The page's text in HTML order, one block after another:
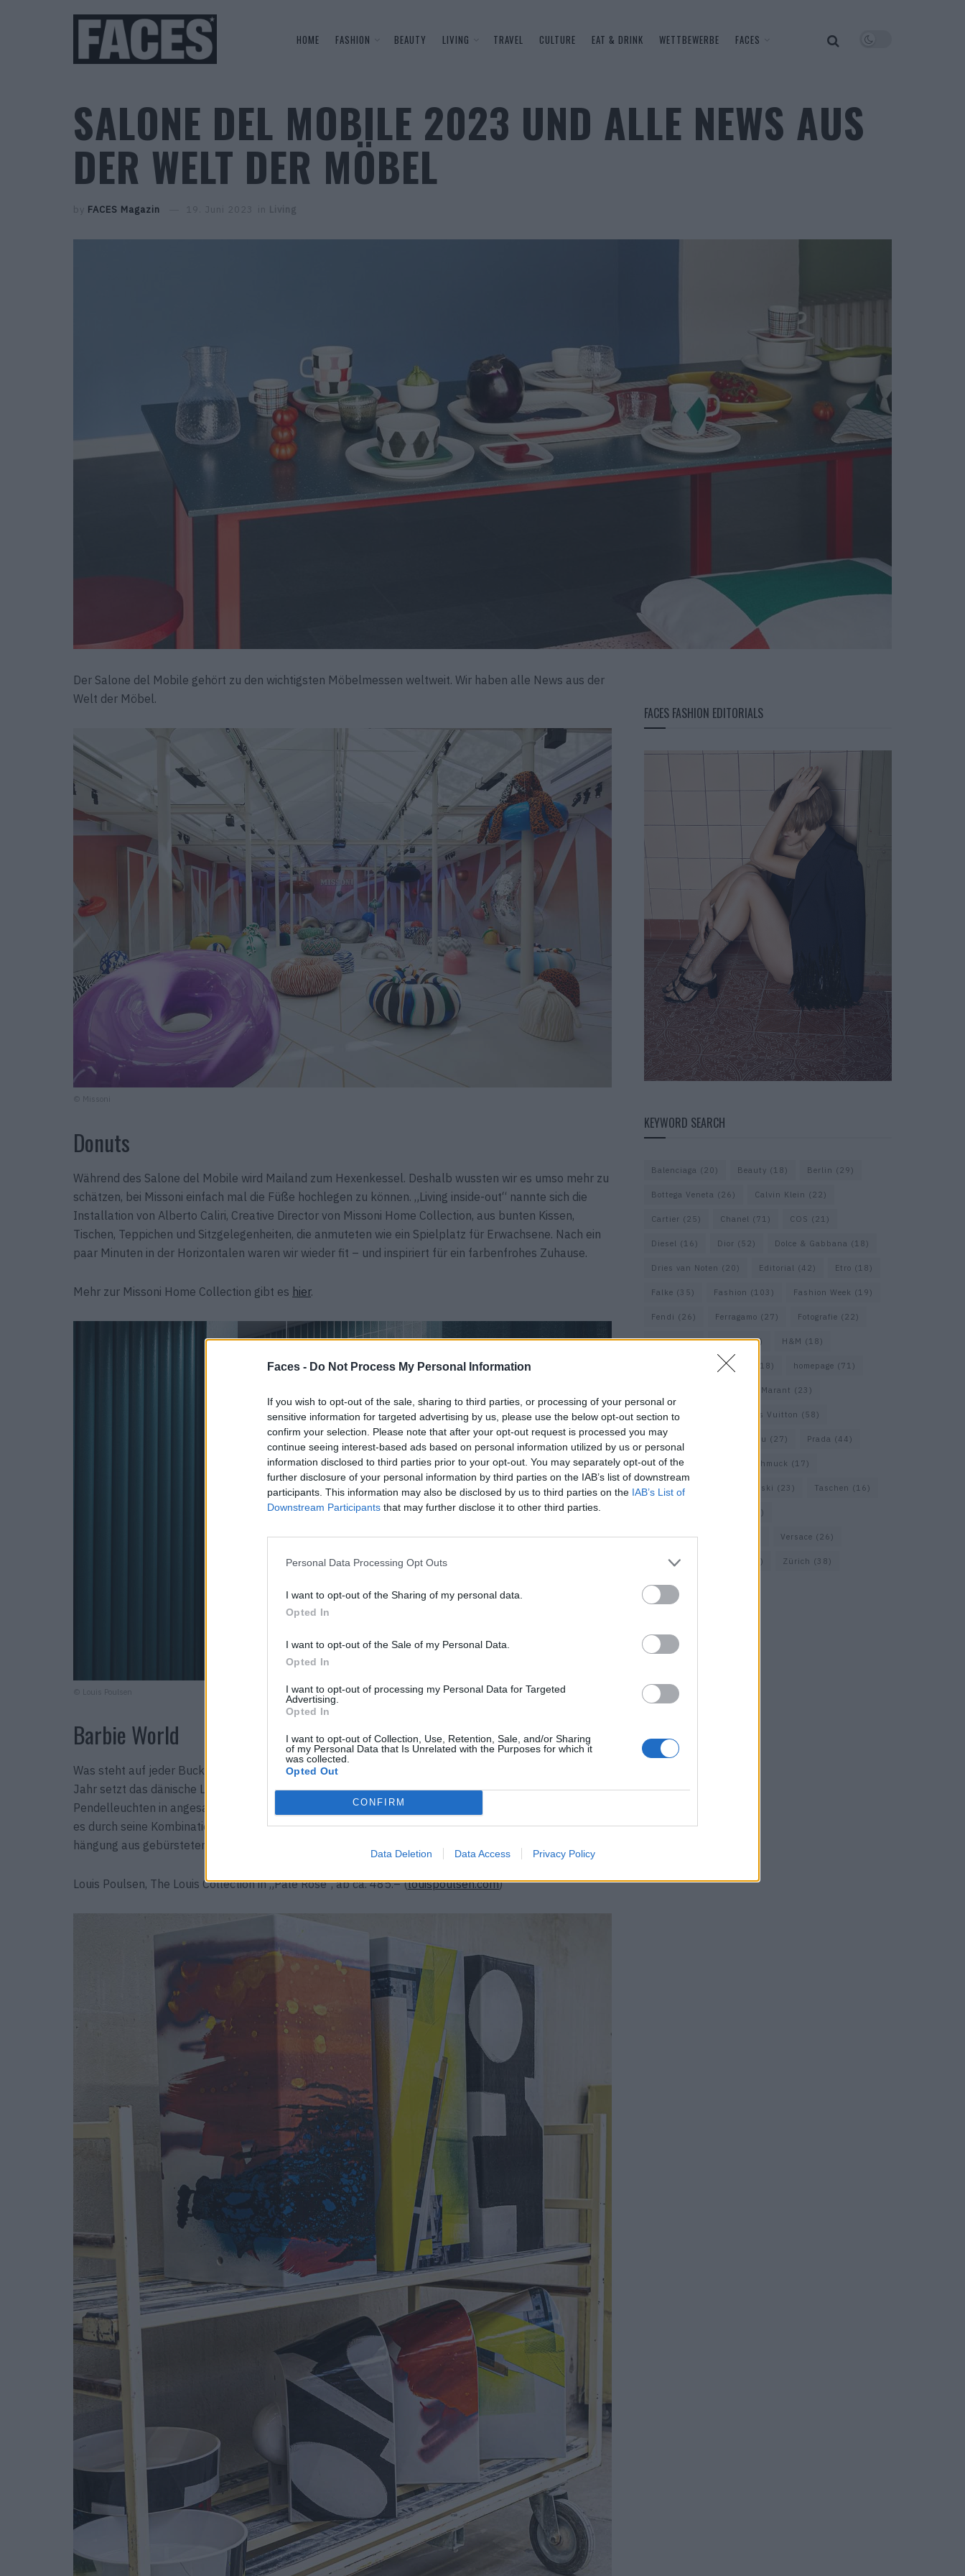
Faces - Do Not Process My Personal Information
If you wish to opt-out of the sale, sharing to third parties, or processing of your personal or
sensitive information for targeted advertising by us, please use the below opt-out section to
confirm your selection. Please note that after your opt-out request is processed you may
continue seeing interest-based ads based on personal information utilized by us or personal
information disclosed to third parties prior to your opt-out. You may separately opt-out of the
further disclosure of your personal information by third parties on the IAB’s list of downstream
participants. This information may also be disclosed by us to third parties on the IAB’s List of
Downstream Participants that may further disclose it to other third parties.
Personal Data Processing Opt Outs
I want to opt-out of the Sharing of my personal data.
Opted In
I want to opt-out of the Sale of my Personal Data.
Opted In
I want to opt-out of processing my Personal Data for Targeted
Advertising.
Opted In
I want to opt-out of Collection, Use, Retention, Sale, and/or Sharing
of my Personal Data that Is Unrelated with the Purposes for which it
was collected.
Opted Out
CONFIRM
Data Deletion Data Access Privacy Policy
HOME FASHION BEAUTY LIVING TRAVEL CULTURE EAT & DRINK WETTBEWERBE FACES
SALONE DEL MOBILE 2023 UND ALLE NEWS AUS
DER WELT DER MÖBEL
by FACES Magazin 19. Juni 2023 in Living
Der Salone del Mobile gehört zu den wichtigsten Möbelmessen weltweit. Wir haben alle News aus der
Welt der Möbel.
Donuts
Während des Salone del Mobile wird Mailand zum Hexenkessel. Deshalb wussten wir es umso mehr zu
schätzen, bei Missoni einfach mal die Füße hochlegen zu können. „Living inside-out“ nannte sich die
Installation von Alberto Caliri, Creative Director von Missoni Home Collection, aus bunten Kissen,
Tischen, Teppichen und Sitzgelegenheiten, ­die anmuteten wie ein Spielplatz für Erwachsene. Nach ein
paar Minuten in der Horizontalen waren wir wieder fit – und inspiriert für ein farbenfrohes Zuhause.
Mehr zur Missoni Home Collection gibt es hier.
Barbie World
Was steht auf jeder Bucket List eines jeden Interior-Freaks? Eine Leuchte von Louis Poulsen. In diesem
Jahr setzt das dänische Label seine Klassiker der PH-Reihe neu auf und präsentiert Tischlampen und
Pendelleuchten in angesagtem Rosa. Jedes Mitglied der Familie versprüht seinen eigenen Charme, sei
es durch seine Kombination aus Chrom und milchweißem Opalglas (PH Question Mark) oder eine Auf­
hängung aus gebürstetem Messing (VL 46 Pale Rose Pendelleuchte).
Louis Poulsen, The Louis Collection in „Pale Rose“, ab ca. 485.– (louispoulsen.com)
FACES FASHION EDITORIALS
KEYWORD SEARCH
Balenciaga (20) Beauty (18) Berlin (29)
Bottega Veneta (26) Calvin Klein (22)
Cartier (25) Chanel (71) COS (21)
Diesel (16) Dior (52) Dolce & Gabbana (18)
Dries van Noten (20) Editorial (42) Etro (18)
Falke (35) Fashion (103) Fashion Week (19)
Fendi (26) Ferragamo (27) Fotografie (22)
Gucci(69) Guess(17) H&M (18)
Hermès (18) homepage (71)
Isabel Marant (23)
Jimmy Choo Louis Vuitton (58)
Max Mara Miu Miu (27) Prada (44)
Saint Laurent Schmuck (17)
Sportmax Swarovski (23) Taschen (16)
(33)
Vacheron Constantin Versace (26)
Wolford (18) Zürich (38)